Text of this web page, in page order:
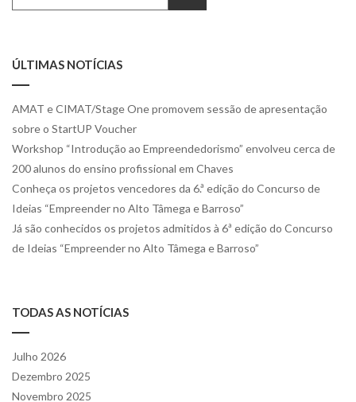
ÚLTIMAS NOTÍCIAS
AMAT e CIMAT/Stage One promovem sessão de apresentação
sobre o StartUP Voucher
Workshop “Introdução ao Empreendedorismo” envolveu cerca de
200 alunos do ensino profissional em Chaves
Conheça os projetos vencedores da 6.ª edição do Concurso de
Ideias “Empreender no Alto Tâmega e Barroso”
Já são conhecidos os projetos admitidos à 6ª edição do Concurso
de Ideias “Empreender no Alto Tâmega e Barroso”
TODAS AS NOTÍCIAS
Julho 2026
Dezembro 2025
Novembro 2025